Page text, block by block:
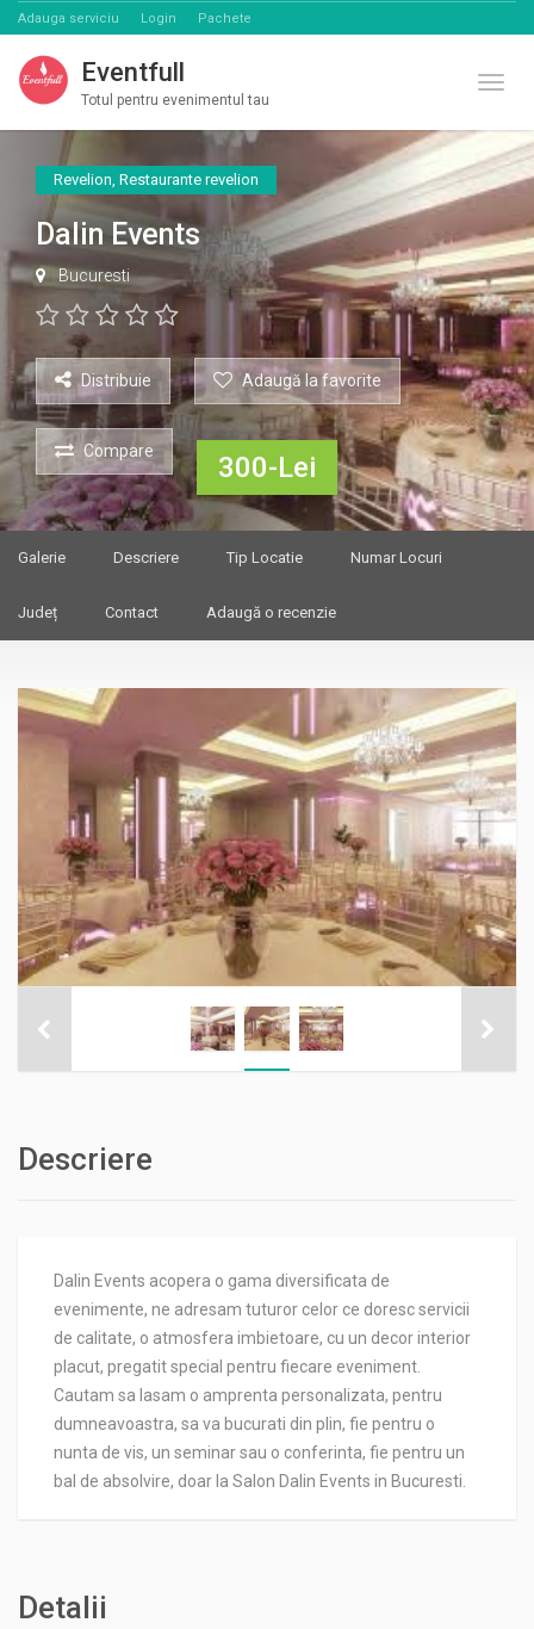
Adauga serviciu Login Pachete
Eventfull
Totul pentru evenimentul tau
Revelion, Restaurante revelion
Dalin Events
Bucuresti
Distribuie Adaugă la favorite
Compare 300-Lei
Galerie Descriere Tip Locatie Numar Locuri
Județ Contact Adaugă o recenzie
Descriere
Dalin Events acopera o gama diversificata de
evenimente, ne adresam tuturor celor ce doresc servicii
de calitate, o atmosfera imbietoare, cu un decor interior
placut, pregatit special pentru fiecare eveniment.
Cautam sa lasam o amprenta personalizata, pentru
dumneavoastra, sa va bucurati din plin, fie pentru o
nunta de vis, un seminar sau o conferinta, fie pentru un
bal de absolvire, doar la Salon Dalin Events in Bucuresti.
Detalii